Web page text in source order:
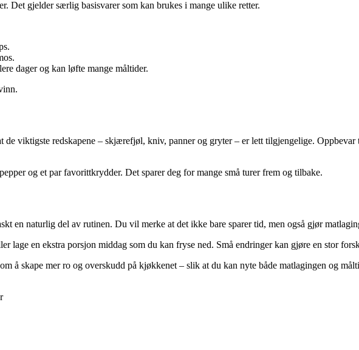
Det gjelder særlig basisvarer som kan brukes i mange ulike retter.
dager og kan løfte mange måltider.
viktigste redskapene – skjærefjøl, kniv, panner og gryter – er lett tilgjengelige. Oppbevar
og et par favorittkrydder. Det sparer deg for mange små turer frem og tilbake.
en naturlig del av rutinen. Du vil merke at det ikke bare sparer tid, men også gjør
lage en ekstra porsjon middag som du kan fryse ned. Små endringer kan gjøre en stor
å skape mer ro og overskudd på kjøkkenet – slik at du kan nyte både matlagingen og